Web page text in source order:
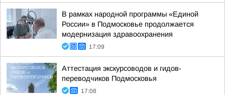
В рамках народной программы «Единой
России» в Подмосковье продолжается
модернизация здравоохранения
17:09
Аттестация экскурсоводов и гидов-
переводчиков Подмосковья
17:08